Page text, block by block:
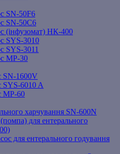
SN-50F6
SN-50C6
(інфузомат) НК-400
SYS-3010
SYS-3011
MP-30
SN-1600V
SYS-6010 A
MP-60
харчування SN-600N
для ентерального
для ентерального годування